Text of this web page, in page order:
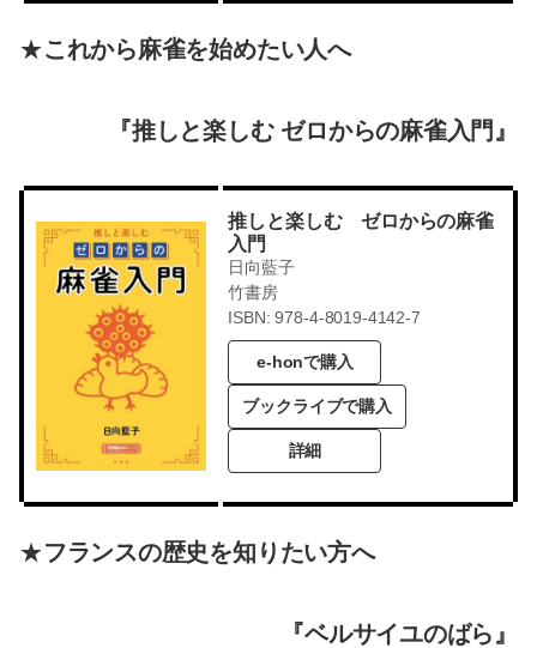
★これから麻雀を始めたい人へ
『推しと楽しむ ゼロからの麻雀入門』
推しと楽しむ ゼロからの麻雀
入門
日向藍子
竹書房
ISBN: 978-4-8019-4142-7
e-honで購入
ブックライブで購入
詳細
★フランスの歴史を知りたい方へ
『ベルサイユのばら』